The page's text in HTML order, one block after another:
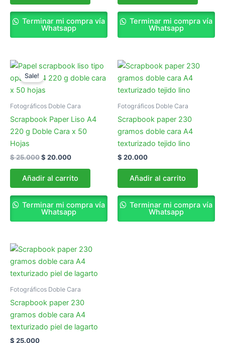
Terminar mi compra vía
Whatsapp
Terminar mi compra vía
Whatsapp
Sale!
Fotográficos Doble Cara
Scrapbook Paper Liso A4
220 g Doble Cara x 50
Hojas
$25.000
Original
price
was:
$ 25.000.
$ 20.000
Current
is:
Añadir al carrito
Terminar mi compra vía
Whatsapp
Fotográficos Doble Cara
Scrapbook paper 230
gramos doble cara A4
texturizado tejido lino
$ 20.000
Añadir al carrito
Terminar mi compra vía
Whatsapp
Fotográficos Doble Cara
Scrapbook paper 230
gramos doble cara A4
texturizado piel de lagarto
$ 25.000